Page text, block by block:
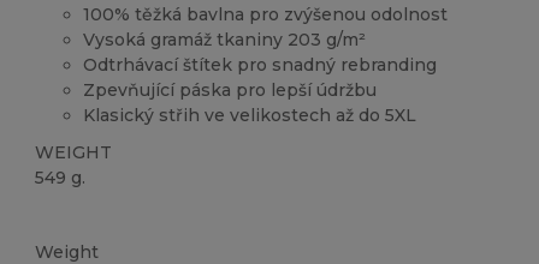
100% těžká bavlna pro zvýšenou odolnost
Vysoká gramáž tkaniny 203 g/m²
Odtrhávací štítek pro snadný rebranding
Zpevňující páska pro lepší údržbu
Klasický střih ve velikostech až do 5XL
WEIGHT
549 g.
Weight